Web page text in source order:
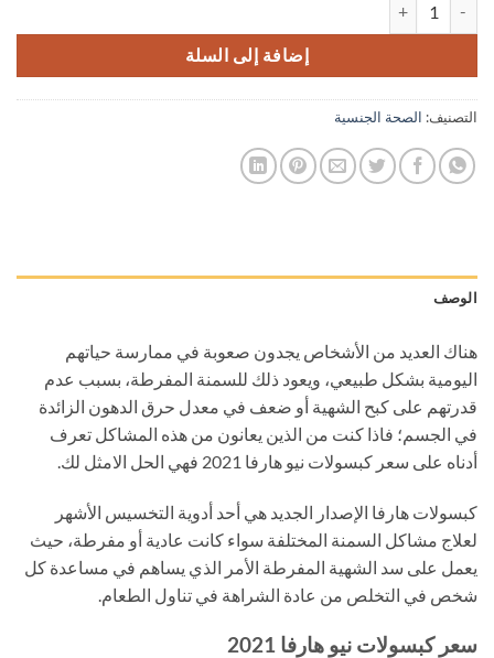
إضافة إلى السلة
التصنيف: الصحة الجنسية
الوصف
هناك العديد من الأشخاص يجدون صعوبة في ممارسة حياتهم
اليومية بشكل طبيعي، ويعود ذلك للسمنة المفرطة، بسبب عدم
قدرتهم على كبح الشهية أو ضعف في معدل حرق الدهون الزائدة
في الجسم؛ فاذا كنت من الذين يعانون من هذه المشاكل تعرف
أدناه على سعر كبسولات نيو هارفا 2021 فهي الحل الامثل لك.
كبسولات هارفا الإصدار الجديد هي أحد أدوية التخسيس الأشهر
لعلاج مشاكل السمنة المختلفة سواء كانت عادية أو مفرطة، حيث
يعمل على سد الشهية المفرطة الأمر الذي يساهم في مساعدة كل
شخص في التخلص من عادة الشراهة في تناول الطعام.
سعر كبسولات نيو هارفا 2021